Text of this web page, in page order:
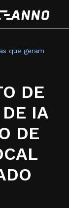
que geram
DE
IA
DE